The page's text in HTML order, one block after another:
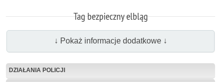
Tag bezpieczny elbląg
↓ Pokaż informacje dodatkowe ↓
DZIAŁANIA POLICJI